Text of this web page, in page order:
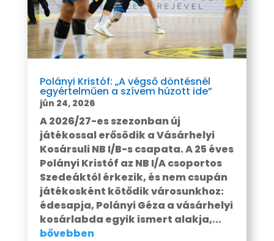
Polányi Kristóf: „A végső döntésnél
egyértelműen a szívem húzott ide”
jún 24, 2026
A 2026/27-es szezonban új
játékossal erősödik a Vásárhelyi
Kosársuli NB I/B-s csapata. A 25 éves
Polányi Kristóf az NB I/A csoportos
Szedeáktól érkezik, és nem csupán
játékosként kötődik városunkhoz:
édesapja, Polányi Géza a vásárhelyi
kosárlabda egyik ismert alakja,...
bővebben